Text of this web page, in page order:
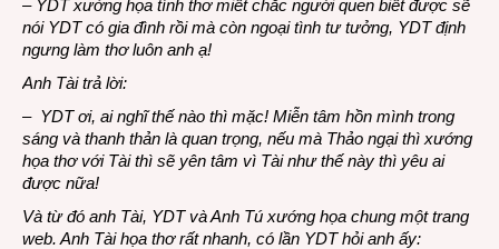
– YDT xướng họa tình thơ miết chắc người quen biết được sẽ
nói YDT có gia đình rồi mà còn ngoại tình tư tưởng, YDT định
ngưng làm thơ luôn anh ạ!
Anh Tài trả lời:
– YDT ơi, ai nghĩ thế nào thì mặc! Miễn tâm hồn mình trong
sáng và thanh thản là quan trọng, nếu mà Thảo ngại thì xướng
họa thơ với Tài thì sẽ yên tâm vì Tài như thế này thì yêu ai
được nữa!
Và từ đó anh Tài, YDT và Anh Tú xướng họa chung một trang
web. Anh Tài họa thơ rất nhanh, có lần YDT hỏi anh ấy: